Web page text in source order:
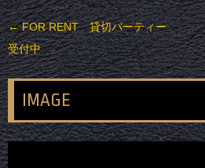
投稿ナビゲーション
←FOR RENT 貸切パーティー
受付中
IMAGE